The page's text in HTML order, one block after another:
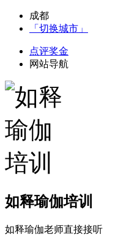
成都
「切换城市」
点评奖金
网站导航
如释瑜伽培训
如释瑜伽老师直接接听